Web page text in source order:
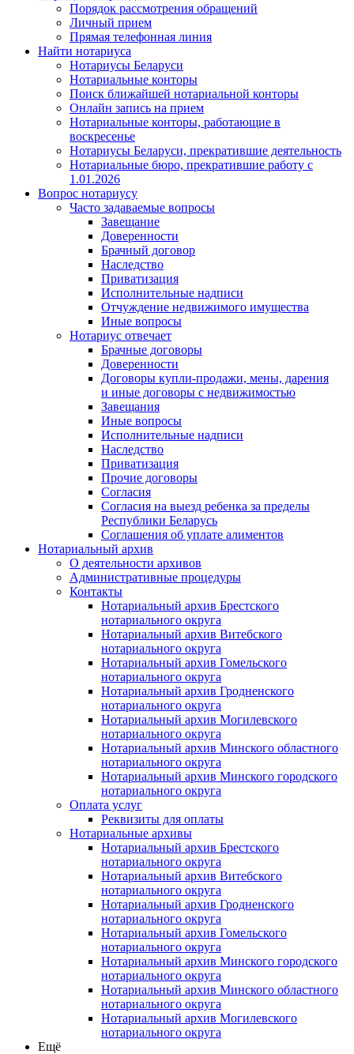
Порядок рассмотрения обращений
Личный прием
Прямая телефонная линия
Найти нотариуса
Нотариусы Беларуси
Нотариальные конторы
Поиск ближайшей нотариальной конторы
Онлайн запись на прием
Нотариальные конторы, работающие в
воскресенье
Нотариусы Беларуси, прекратившие деятельность
Нотариальные бюро, прекратившие работу с
1.01.2026
Вопрос нотариусу
Часто задаваемые вопросы
Завещание
Доверенности
Брачный договор
Наследство
Приватизация
Исполнительные надписи
Отчуждение недвижимого имущества
Иные вопросы
Нотариус отвечает
Брачные договоры
Доверенности
Договоры купли-продажи, мены, дарения
и иные договоры с недвижимостью
Завещания
Иные вопросы
Исполнительные надписи
Наследство
Приватизация
Прочие договоры
Согласия
Согласия на выезд ребенка за пределы
Республики Беларусь
Соглашения об уплате алиментов
Нотариальный архив
О деятельности архивов
Административные процедуры
Контакты
Нотариальный архив Брестского
нотариального округа
Нотариальный архив Витебского
нотариального округа
Нотариальный архив Гомельского
нотариального округа
Нотариальный архив Гродненского
нотариального округа
Нотариальный архив Могилевского
нотариального округа
Нотариальный архив Минского областного
нотариального округа
Нотариальный архив Минского городского
нотариального округа
Оплата услуг
Реквизиты для оплаты
Нотариальные архивы
Нотариальный архив Брестского
нотариального округа
Нотариальный архив Витебского
нотариального округа
Нотариальный архив Гродненского
нотариального округа
Нотариальный архив Гомельского
нотариального округа
Нотариальный архив Минского городского
нотариального округа
Нотариальный архив Минского областного
нотариального округа
Нотариальный архив Могилевского
нотариального округа
Ещё